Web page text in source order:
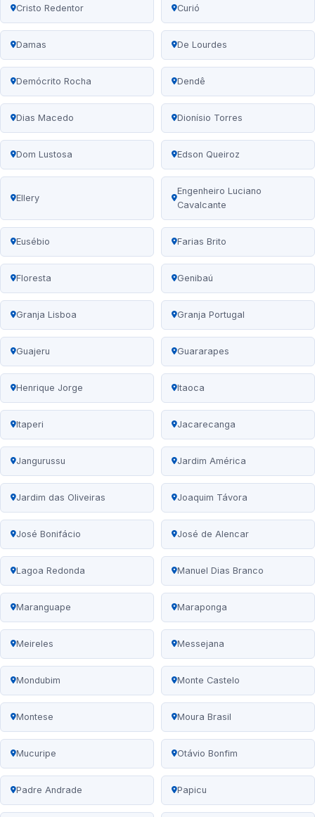
Cristo Redentor Curió
Damas De Lourdes
Demócrito Rocha Dendê
Dias Macedo Dionísio Torres
Dom Lustosa Edson Queiroz
Ellery
Engenheiro Luciano
Cavalcante
Eusébio Farias Brito
Floresta Genibaú
Granja Lisboa Granja Portugal
Guajeru Guararapes
Henrique Jorge Itaoca
Itaperi Jacarecanga
Jangurussu Jardim América
Jardim das Oliveiras Joaquim Távora
José Bonifácio José de Alencar
Lagoa Redonda Manuel Dias Branco
Maranguape Maraponga
Meireles Messejana
Mondubim Monte Castelo
Montese Moura Brasil
Mucuripe Otávio Bonfim
Padre Andrade Papicu